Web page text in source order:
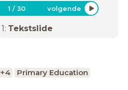
1 /30 volgende
1: Tekstslide
+4 Primary Education